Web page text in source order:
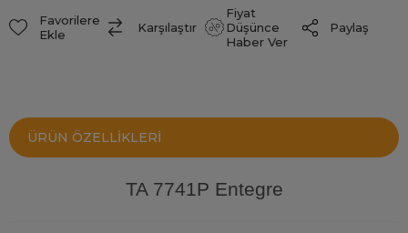
Favorilere
Ekle
Karşılaştır
Fiyat
Düşünce
Haber Ver
Paylaş
ÜRÜN ÖZELLIKLERI
TA 7741P Entegre